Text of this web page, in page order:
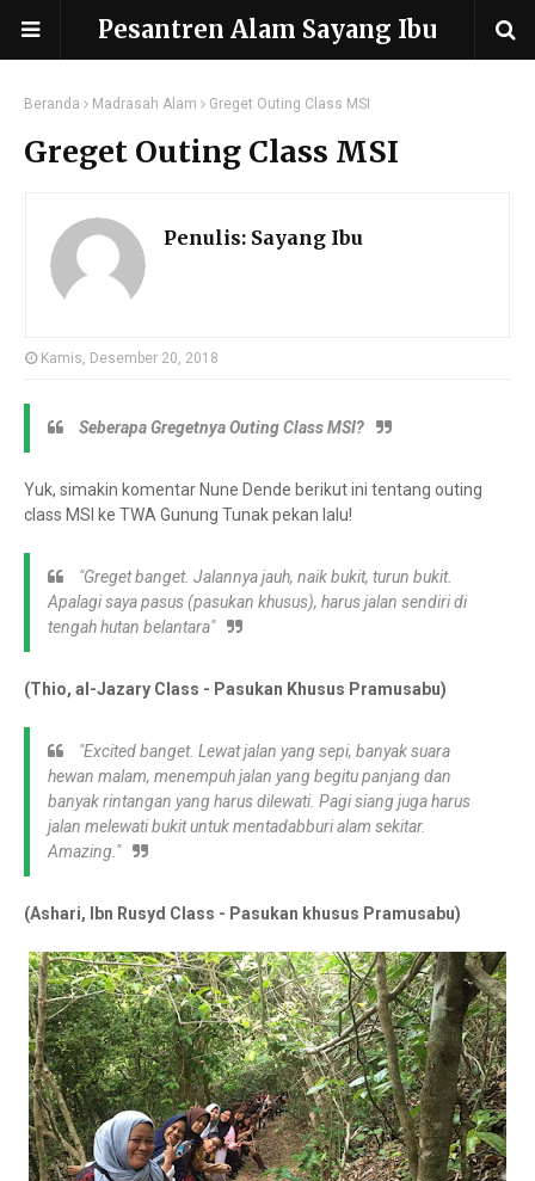
Pesantren Alam Sayang Ibu
Beranda Madrasah Alam Greget Outing Class MSI
Greget Outing Class MSI
Penulis: Sayang Ibu
Kamis, Desember 20, 2018
Seberapa Gregetnya Outing Class MSI?
Yuk, simakin komentar Nune Dende berikut ini tentang outing
class MSI ke TWA Gunung Tunak pekan lalu!
"Greget banget. Jalannya jauh, naik bukit, turun bukit.
Apalagi saya pasus (pasukan khusus), harus jalan sendiri di
tengah hutan belantara"
(Thio, al-Jazary Class - Pasukan Khusus Pramusabu)
"Excited banget. Lewat jalan yang sepi, banyak suara
hewan malam, menempuh jalan yang begitu panjang dan
banyak rintangan yang harus dilewati. Pagi siang juga harus
jalan melewati bukit untuk mentadabburi alam sekitar.
Amazing."
(Ashari, Ibn Rusyd Class - Pasukan khusus Pramusabu)